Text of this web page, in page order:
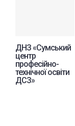
ДНЗ «Сумський
центр
професійно-
технічної освіти
ДСЗ»